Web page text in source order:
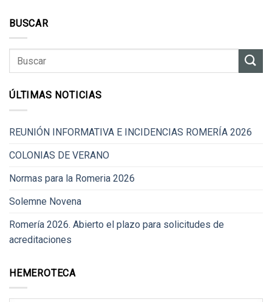
BUSCAR
ÚLTIMAS NOTICIAS
REUNIÓN INFORMATIVA E INCIDENCIAS ROMERÍA 2026
COLONIAS DE VERANO
Normas para la Romeria 2026
Solemne Novena
Romería 2026. Abierto el plazo para solicitudes de
acreditaciones
HEMEROTECA